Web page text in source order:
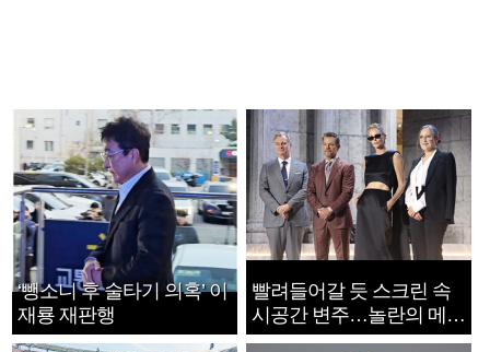
‘뺑소니 후 술타기 의혹’ 이
재룡 재판행
빨려들어갈 듯 스크린 속
시공간 변주…놀란의 메시
지는 ‘전쟁 속죄’